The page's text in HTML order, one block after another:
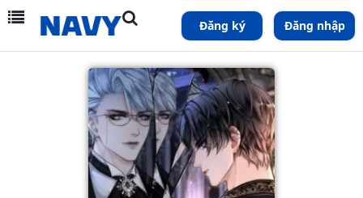
Đăng ký Đăng nhập